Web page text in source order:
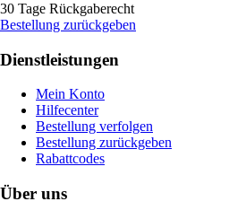
30 Tage Rückgaberecht
Bestellung zurückgeben
Dienstleistungen
Mein Konto
Hilfecenter
Bestellung verfolgen
Bestellung zurückgeben
Rabattcodes
Über uns